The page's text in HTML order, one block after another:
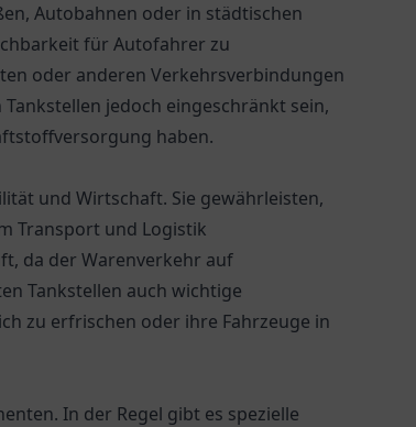
Autobahnen oder in städtischen
für Autofahrer zu
oder anderen Verkehrsverbindungen
jedoch eingeschränkt sein,
haben.
und Wirtschaft. Sie gewährleisten,
Transport und Logistik
da der Warenverkehr auf
Tankstellen auch wichtige
zu erfrischen oder ihre Fahrzeuge in
In der Regel gibt es spezielle